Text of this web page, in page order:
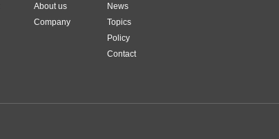
About us
Company
News
Topics
Policy
Contact